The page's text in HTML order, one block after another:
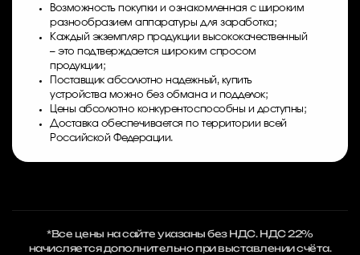
Возможность покупки и ознакомленная с широким
разнообразием аппаратуры для заработка;
Каждый экземпляр продукции высококачественный
– это подтверждается широким спросом
продукции;
Поставщик абсолютно надежный, купить
устройства можно без обмана и подделок;
Цены абсолютно конкурентоспособны и доступны;
Доставка обеспечивается по территории всей
Российской Федерации.
*Все цены на сайте указаны без НДС. НДС 22%
начисляется дополнительно при выставлении счёта.